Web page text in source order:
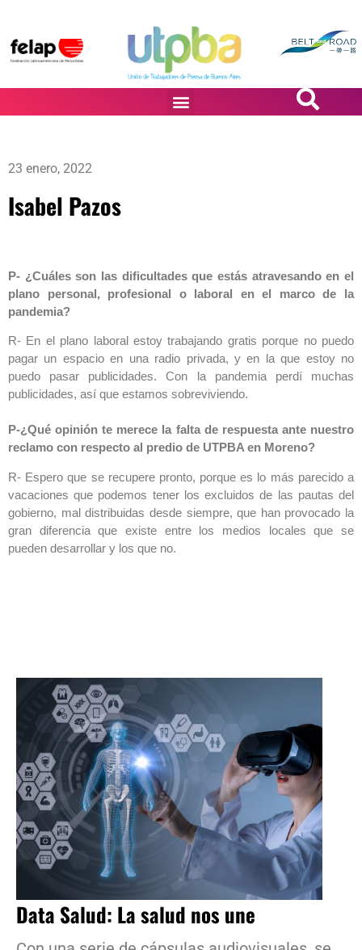
23 enero, 2022
Isabel Pazos
P- ¿Cuáles son las dificultades que estás atravesando en el
plano personal, profesional o laboral en el marco de la
pandemia?
R- En el plano laboral estoy trabajando gratis porque no puedo
pagar un espacio en una radio privada, y en la que estoy no
puedo pasar publicidades. Con la pandemia perdí muchas
publicidades, así que estamos sobreviviendo.
P-¿Qué opinión te merece la falta de respuesta ante nuestro
reclamo con respecto al predio de UTPBA en Moreno?
R- Espero que se recupere pronto, porque es lo más parecido a
vacaciones que podemos tener los excluidos de las pautas del
gobierno, mal distribuidas desde siempre, que han provocado la
gran diferencia que existe entre los medios locales que se
pueden desarrollar y los que no.
Data Salud: La salud nos une